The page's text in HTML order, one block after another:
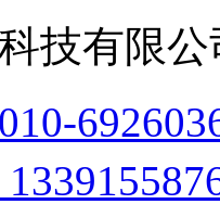
技有限